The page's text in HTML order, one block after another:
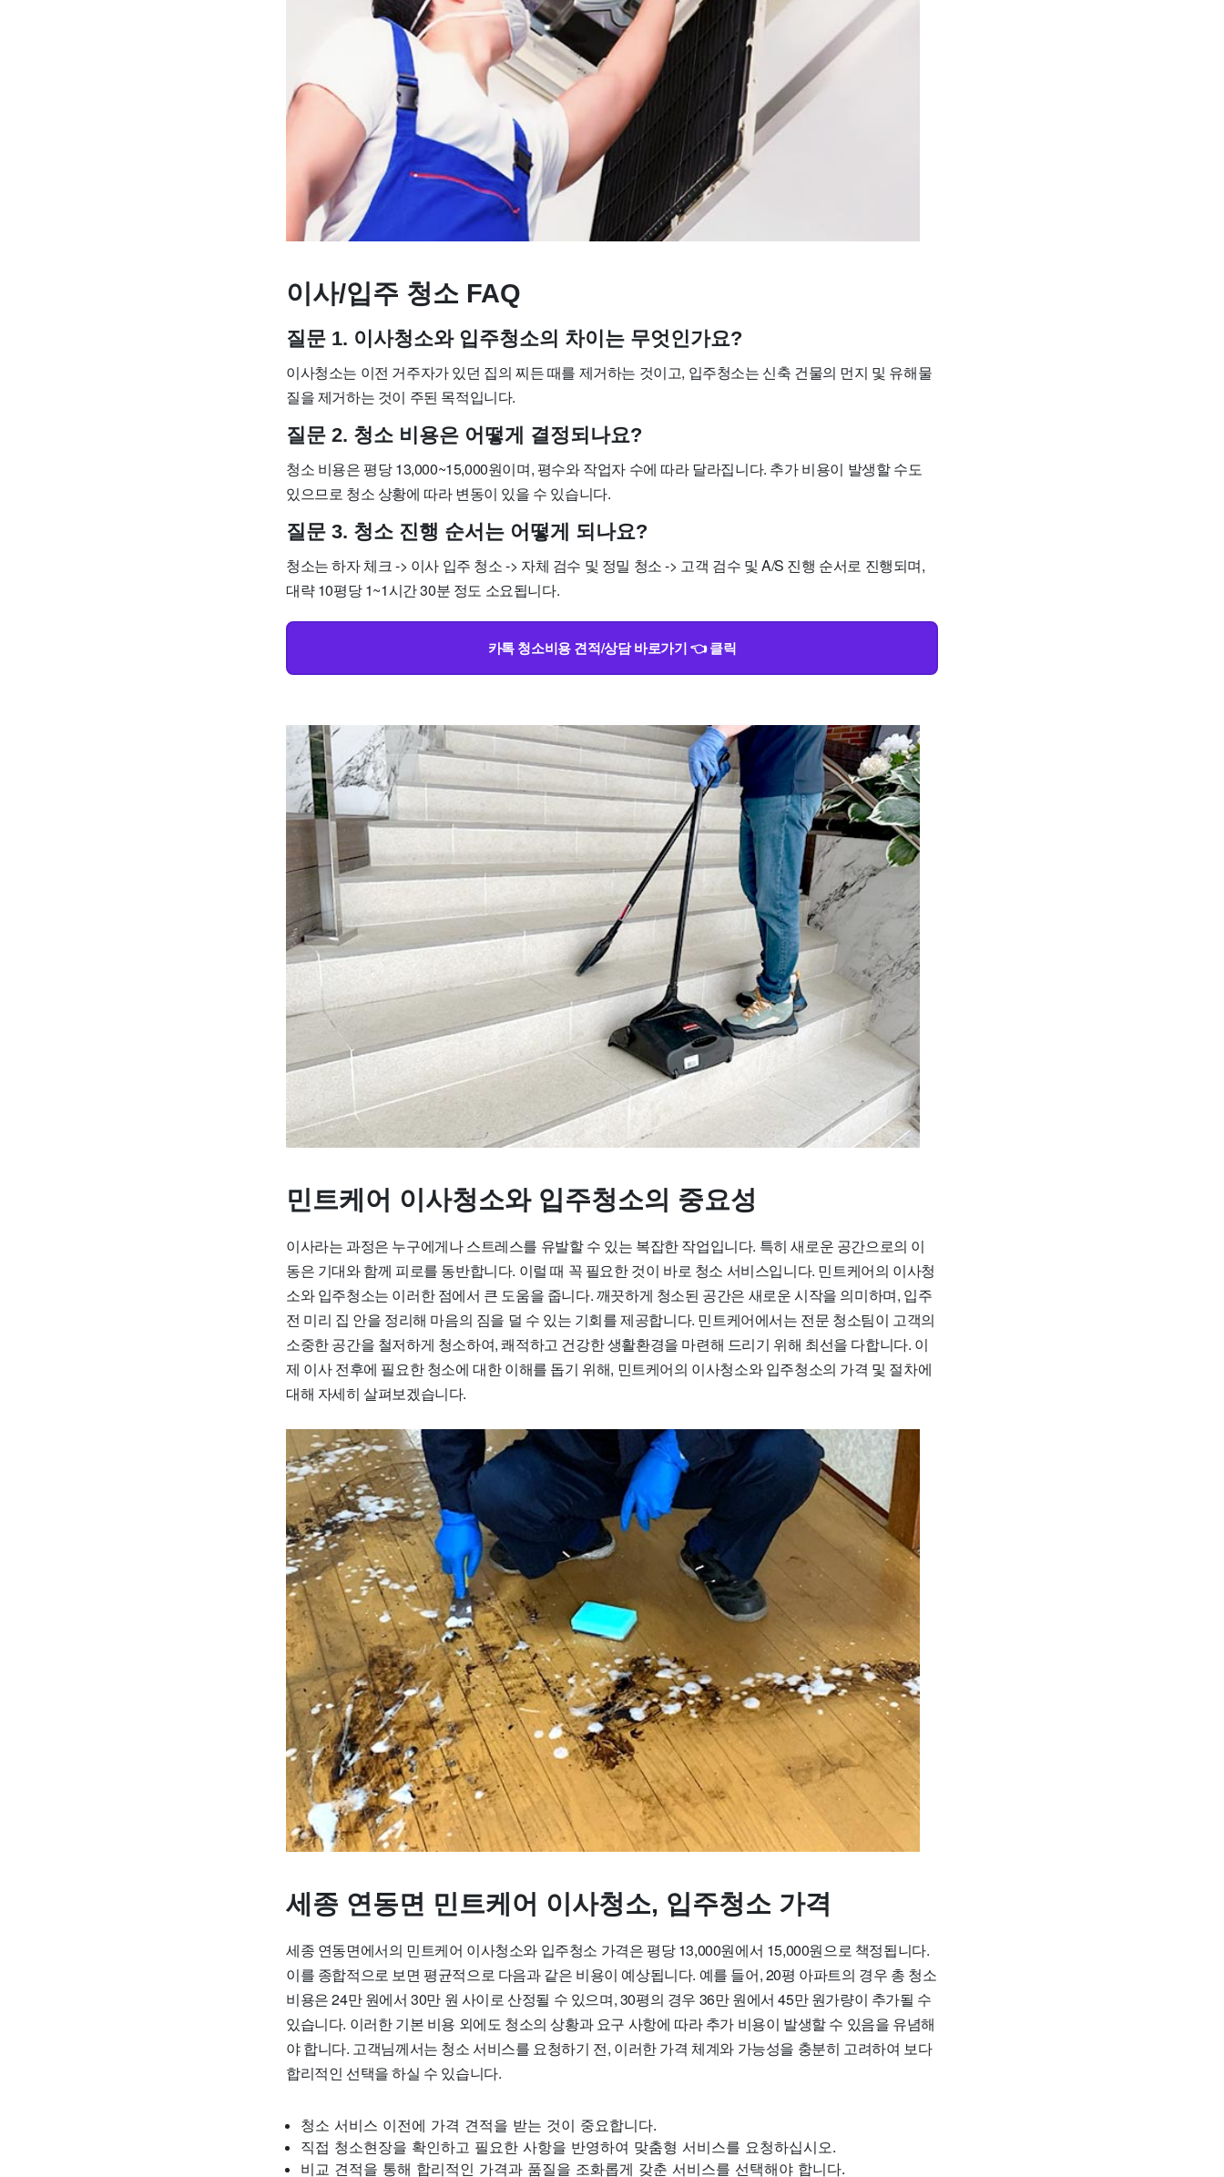
이사/입주 청소 FAQ
질문 1. 이사청소와 입주청소의 차이는 무엇인가요?
이사청소는 이전 거주자가 있던 집의 찌든 때를 제거하는 것이고, 입주청소는 신축 건물의 먼지 및 유해물
질을 제거하는 것이 주된 목적입니다.
질문 2. 청소 비용은 어떻게 결정되나요?
청소 비용은 평당 13,000~15,000원이며, 평수와 작업자 수에 따라 달라집니다. 추가 비용이 발생할 수도
있으므로 청소 상황에 따라 변동이 있을 수 있습니다.
질문 3. 청소 진행 순서는 어떻게 되나요?
청소는 하자 체크 -> 이사 입주 청소 -> 자체 검수 및 정밀 청소 -> 고객 검수 및 A/S 진행 순서로 진행되며,
대략 10평당 1~1시간 30분 정도 소요됩니다.
카톡 청소비용 견적/상담 바로가기 👈 클릭
민트케어 이사청소와 입주청소의 중요성
이사라는 과정은 누구에게나 스트레스를 유발할 수 있는 복잡한 작업입니다. 특히 새로운 공간으로의 이
동은 기대와 함께 피로를 동반합니다. 이럴 때 꼭 필요한 것이 바로 청소 서비스입니다. 민트케어의 이사청
소와 입주청소는 이러한 점에서 큰 도움을 줍니다. 깨끗하게 청소된 공간은 새로운 시작을 의미하며, 입주
전 미리 집 안을 정리해 마음의 짐을 덜 수 있는 기회를 제공합니다. 민트케어에서는 전문 청소팀이 고객의
소중한 공간을 철저하게 청소하여, 쾌적하고 건강한 생활환경을 마련해 드리기 위해 최선을 다합니다. 이
제 이사 전후에 필요한 청소에 대한 이해를 돕기 위해, 민트케어의 이사청소와 입주청소의 가격 및 절차에
대해 자세히 살펴보겠습니다.
세종 연동면 민트케어 이사청소, 입주청소 가격
세종 연동면에서의 민트케어 이사청소와 입주청소 가격은 평당 13,000원에서 15,000원으로 책정됩니다.
이를 종합적으로 보면 평균적으로 다음과 같은 비용이 예상됩니다. 예를 들어, 20평 아파트의 경우 총 청소
비용은 24만 원에서 30만 원 사이로 산정될 수 있으며, 30평의 경우 36만 원에서 45만 원가량이 추가될 수
있습니다. 이러한 기본 비용 외에도 청소의 상황과 요구 사항에 따라 추가 비용이 발생할 수 있음을 유념해
야 합니다. 고객님께서는 청소 서비스를 요청하기 전, 이러한 가격 체계와 가능성을 충분히 고려하여 보다
합리적인 선택을 하실 수 있습니다.
청소 서비스 이전에 가격 견적을 받는 것이 중요합니다.
직접 청소현장을 확인하고 필요한 사항을 반영하여 맞춤형 서비스를 요청하십시오.
비교 견적을 통해 합리적인 가격과 품질을 조화롭게 갖춘 서비스를 선택해야 합니다.